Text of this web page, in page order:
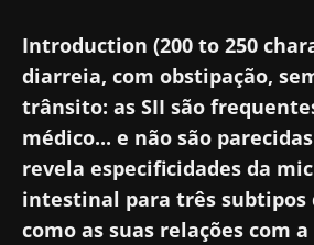
Introduction (200 to 250
diarreia, com obstipação,
trânsito: as SII são
médico... e não são
revela especificidades da
intestinal para três subtipos
como as suas relações com